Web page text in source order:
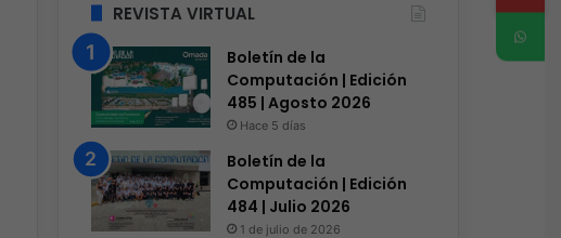
REVISTA VIRTUAL
Boletín de la
Computación | Edición
485 | Agosto 2026
Hace 5 días
Boletín de la
Computación | Edición
484 | Julio 2026
1 de julio de 2026